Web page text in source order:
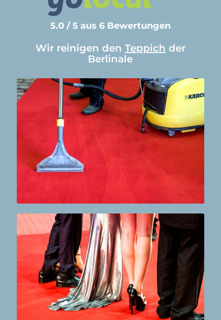
5.0 / 5 aus 6 Bewertungen
Wir reinigen den Teppich der
Berlinale